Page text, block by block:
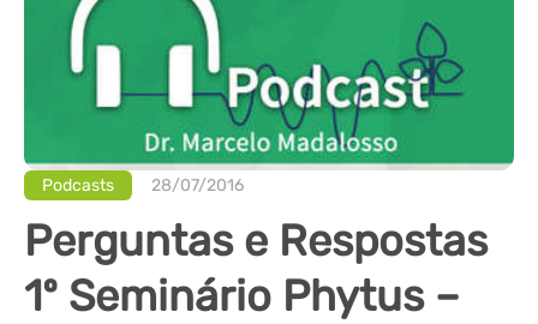
Podcasts 28/07/2016
Perguntas e Respostas
1º Seminário Phytus –